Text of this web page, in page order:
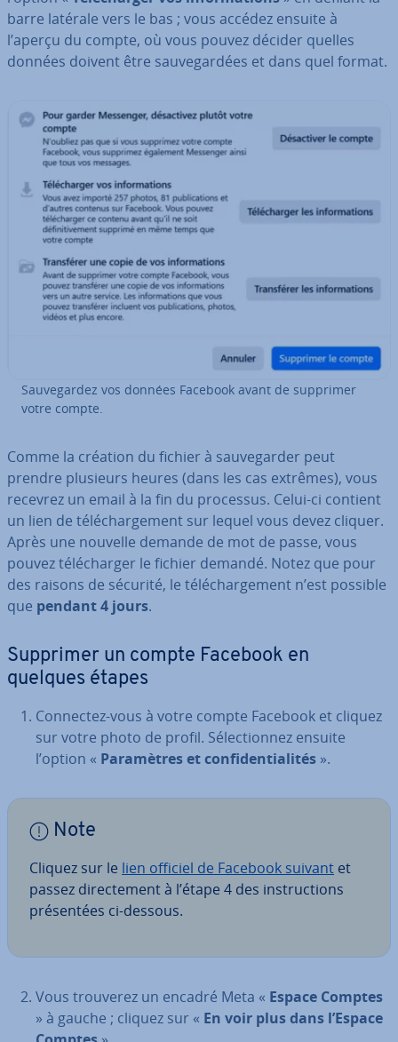
barre latérale vers le bas ; vous accédez ensuite à
l’aperçu du compte, où vous pouvez décider quelles
données doivent être sau­ve­gar­dées et dans quel format.
Sau­ve­gar­dez vos données Facebook avant de supprimer
votre compte.
Comme la création du fichier à sau­ve­gar­der peut
prendre plusieurs heures (dans les cas extrêmes), vous
recevrez un email à la fin du processus. Celui-ci contient
un lien de té­lé­char­ge­ment sur lequel vous devez cliquer.
Après une nouvelle demande de mot de passe, vous
pouvez té­lé­char­ger le fichier demandé. Notez que pour
des raisons de sécurité, le té­lé­char­ge­ment n’est possible
que pendant 4 jours.
Supprimer un compte Facebook en
quelques étapes
Connectez-vous à votre compte Facebook et cliquez
sur votre photo de profil. Sé­lec­tion­nez ensuite
l’option « Pa­ra­mètres et con­fi­den­tia­li­tés ».
Note
Cliquez sur le lien officiel de Facebook suivant et
passez di­rec­te­ment à l’étape 4 des ins­truc­tions
pré­sen­tées ci-dessous.
Vous trouverez un encadré Meta « Espace Comptes
» à gauche ; cliquez sur « En voir plus dans l’Espace